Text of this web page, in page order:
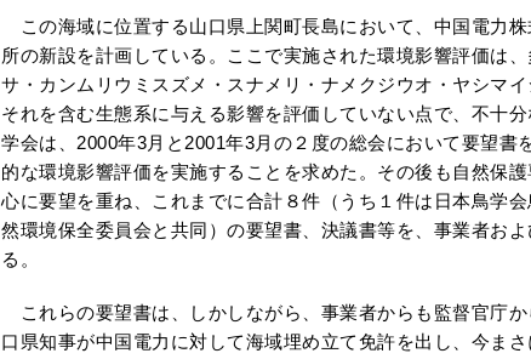
この海域に位置する山口県上関町長島において、中国電力
所の新設を計画している。ここで実施された環境影響評価は
サ・カンムリウミスズメ・スナメリ・ナメクジウオ・ヤシマ
それを含む生態系に与える影響を評価していない点で、不十
学会は、2000年3月と2001年3月の２度の総会において要望書
的な環境影響評価を実施することを求めた。その後も自然保
心に要望を重ね、これまでに合計８件（うち１件は日本鳥学
然環境保全委員会と共同）の要望書、決議書等を、事業者お
る。
これらの要望書は、しかしながら、事業者からも監督官庁
口県知事が中国電力に対して海域埋め立て免許を出し、今ま